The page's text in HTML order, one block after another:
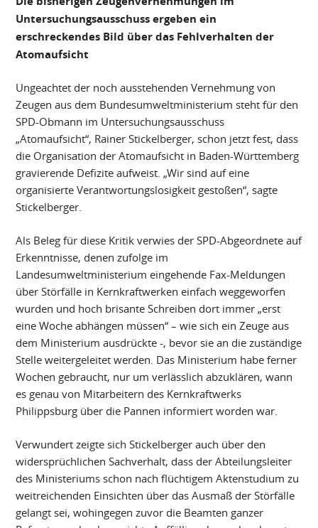
Untersuchungsausschuss ergeben ein
erschreckendes Bild über das Fehlverhalten der
Atomaufsicht
Ungeachtet der noch ausstehenden Vernehmung von
Zeugen aus dem Bundesumweltministerium steht für den
SPD-Obmann im Untersuchungsausschuss
„Atomaufsicht“, Rainer Stickelberger, schon jetzt fest, dass
die Organisation der Atomaufsicht in Baden-Württemberg
gravierende Defizite aufweist. „Wir sind auf eine
organisierte Verantwortungslosigkeit gestoßen“, sagte
Stickelberger.
Als Beleg für diese Kritik verwies der SPD-Abgeordnete auf
Erkenntnisse, denen zufolge im
Landesumweltministerium eingehende Fax-Meldungen
über Störfälle in Kernkraftwerken einfach weggeworfen
wurden und hoch brisante Schreiben dort immer „erst
eine Woche abhängen müssen“ – wie sich ein Zeuge aus
dem Ministerium ausdrückte -, bevor sie an die zuständige
Stelle weitergeleitet werden. Das Ministerium habe ferner
Wochen gebraucht, nur um verlässlich abzuklären, wann
es genau von Mitarbeitern des Kernkraftwerks
Philippsburg über die Pannen informiert worden war.
Verwundert zeigte sich Stickelberger auch über den
widersprüchlichen Sachverhalt, dass der Abteilungsleiter
des Ministeriums schon nach flüchtigem Aktenstudium zu
weitreichenden Einsichten über das Ausmaß der Störfälle
gelangt sei, wohingegen zuvor die Beamten ganzer